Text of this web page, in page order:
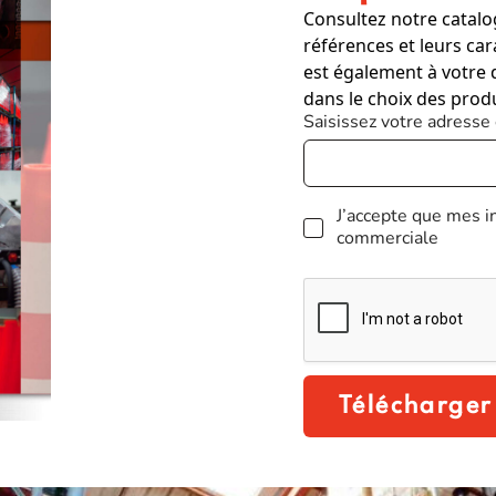
Consultez notre
références et leurs
est également à votre
dans le choix des
Saisissez votre
R
G
D
J’accepte que
commerciale